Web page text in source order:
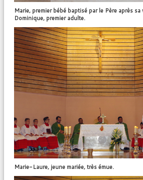
Marie, premier bébé baptisé par le Père après sa
Dominique, premier adulte.
Marie-Laure, jeune mariée, très émue.